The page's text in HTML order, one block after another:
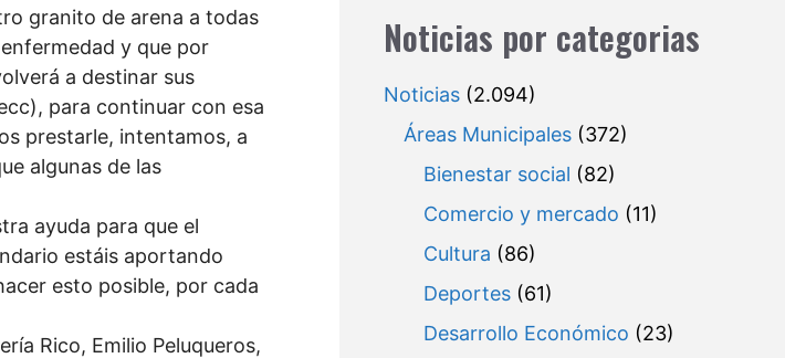
granito de arena a todas
y que por
a destinar sus
para continuar con esa
prestarle, intentamos, a
algunas de las
ayuda para que el
estáis aportando
esto posible, por cada
Rico, Emilio Peluqueros,
Noticias por categorias
Noticias(2.094)
Áreas Municipales(372)
Bienestar social (82)
Comercio y mercado (11)
Cultura (86)
Deportes(61)
Desarrollo Económico (23)